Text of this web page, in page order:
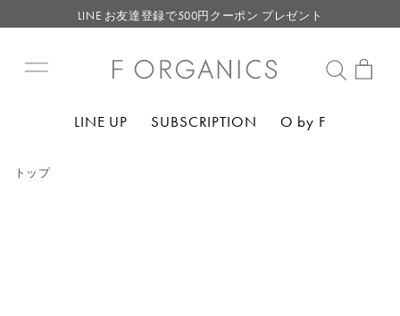
LINE お友達登録で500円クーポン プレゼント
【重要】お盆期間中のお問い合わせと商品配送に関しまして
LINE お友達登録で500円クーポン プレゼント
LINE UP SUBSCRIPTION O by F
トップ